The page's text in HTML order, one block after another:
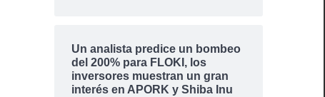
Un analista predice un bombeo
del 200% para FLOKI, los
inversores muestran un gran
interés en APORK y Shiba Inu